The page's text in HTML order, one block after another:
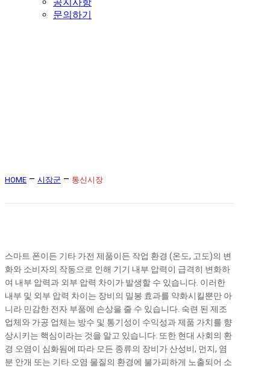
문의하기
HOME – 시장군 – 통신시장
스마트 폰이든 기타 가전 제품이든 작업 환경 (온도, 고도)의 변
화와 소비자의 작동으로 인해 기기 내부 압력이 급격히 변화하
여 내부 압력과 외부 압력 차이가 발생할 수 있습니다. 이러한
내부 및 외부 압력 차이는 장비의 밀봉 효과를 약화시킬뿐만 아
니라 민감한 전자 부품에 손상을 줄 수 있습니다. 숙련 된 제조
업체와 가공 업체는 방수 및 통기성이 수익성과 제품 가치를 향
상시키는 핵심이라는 것을 알고 있습니다. 또한 현대 사회의 환
경 오염이 심화됨에 따라 모든 종류의 장비가 산성비, 먼지, 염
분 안개 또는 기타 오염 물질의 환경에 불가피하게 노출되어 소